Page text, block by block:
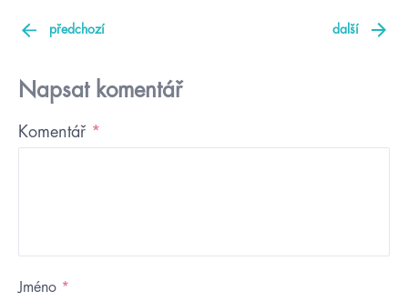
předchozí další
Napsat komentář
Komentář *
Jméno *